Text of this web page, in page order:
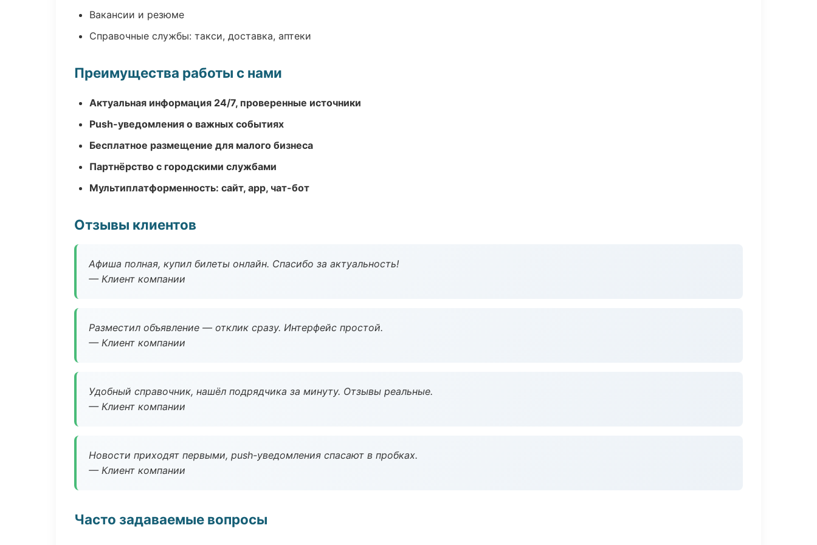
Вакансии и резюме
Справочные службы: такси, доставка, аптеки
Преимущества работы с нами
Актуальная информация 24/7, проверенные источники
Push-уведомления о важных событиях
Бесплатное размещение для малого бизнеса
Партнёрство с городскими службами
Мультиплатформенность: сайт, app, чат-бот
Отзывы клиентов
Афиша полная, купил билеты онлайн. Спасибо за актуальность!
— Клиент компании
Разместил объявление — отклик сразу. Интерфейс простой.
— Клиент компании
Удобный справочник, нашёл подрядчика за минуту. Отзывы реальные.
— Клиент компании
Новости приходят первыми, push-уведомления спасают в пробках.
— Клиент компании
Часто задаваемые вопросы